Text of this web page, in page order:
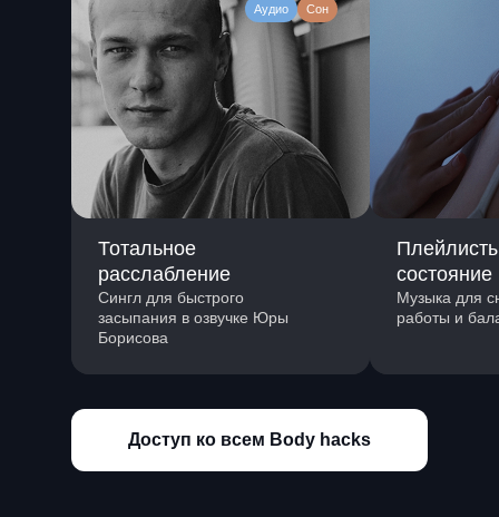
Доступ ко всем Body hacks
Тотальное
расслабление
Сингл для быстрого
засыпания в озвучке Юры
Борисова
Аудио Сон
состояние
Музыка для
работы и